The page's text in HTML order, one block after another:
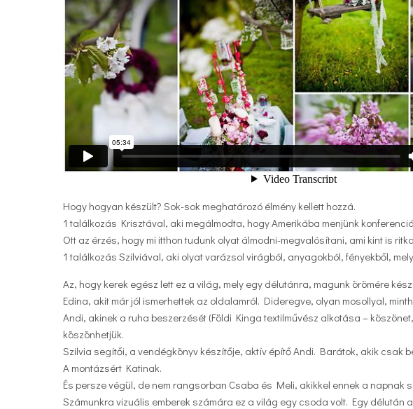
Hogy hogyan készült? Sok-sok meghatározó élmény kellett hozzá.
1 találkozás Krisztával, aki megálmodta, hogy Amerikába menjünk
Ott az érzés, hogy mi itthon tudunk olyat álmodni-megvalósítani, ami kint is
1 találkozás Szilviával, aki olyat varázsol virágból, anyagokból, fényekből,
Az, hogy kerek egész lett ez a világ, mely egy délutánra, magunk örömére
Edina, akit már jól ismerhettek az oldalamról. Dideregve, olyan mosollyal,
Andi, akinek a ruha beszerzését (Földi Kinga textilművész alkotása –
köszönhetjük.
Szilvia segítői, a vendégkönyv készítője, aktív építő Andi. Barátok, akik csak
A montázsért Katinak.
És persze végül, de nem rangsorban Csaba és Meli, akikkel ennek a napnak
Számunkra vizuális emberek számára ez a világ egy csoda volt. Egy délután